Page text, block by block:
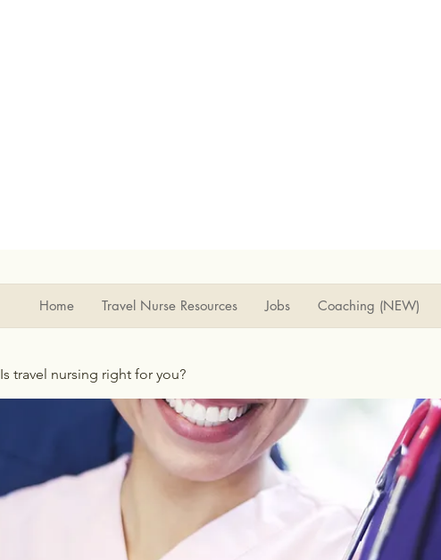
Home Travel Nurse Resources Jobs Coaching (NEW)
Is travel nursing right for you?